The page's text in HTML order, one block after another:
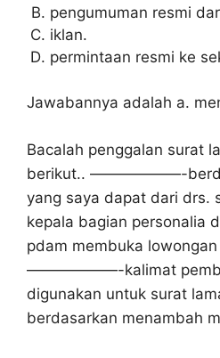
pengumuman resmi
iklan.
permintaan resmi ke
Jawabannya adalah a.
Bacalah penggalan surat
berikut.. ——————-
yang saya dapat dari drs.
kepala bagian personalia
pdam membuka
——————-kalimat
digunakan untuk surat
berdasarkan menambah